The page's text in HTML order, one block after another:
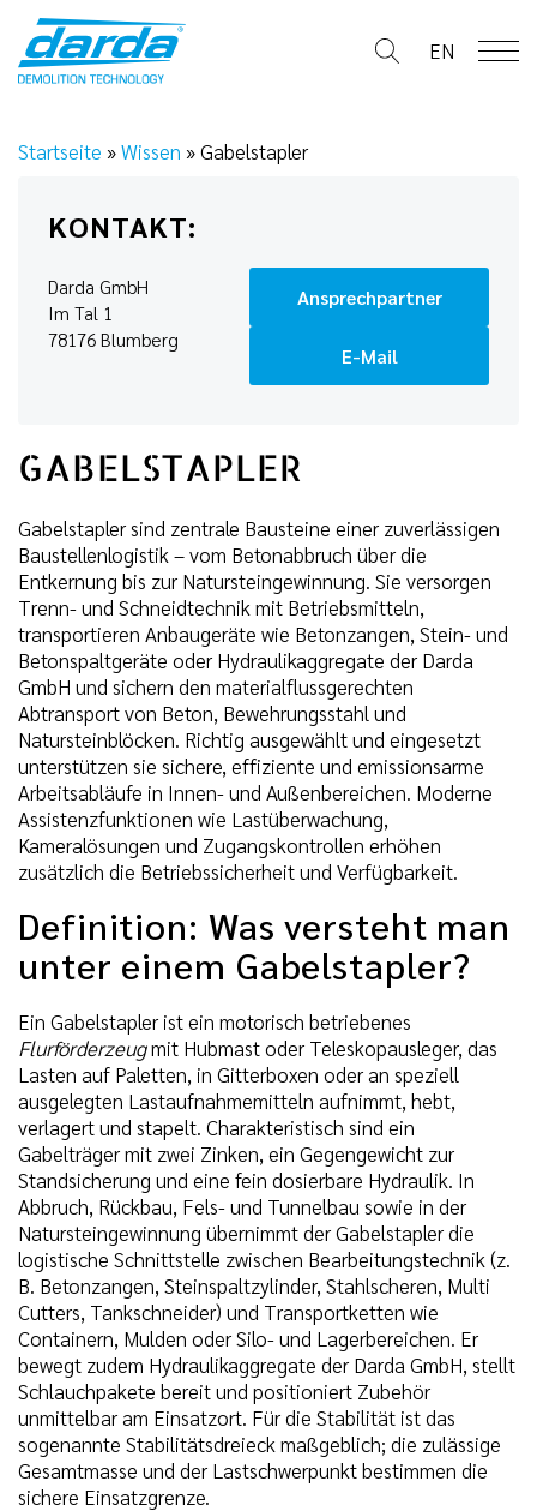
content
EN
Startseite »Wissen »Gabelstapler
KONTAKT:
Darda GmbH
Im Tal 1
78176 Blumberg
Ansprechpartner
E-Mail
GABELSTAPLER
Gabelstapler sind zentrale Bausteine einer zuverlässigen
Baustellenlogistik – vom Betonabbruch über die
Entkernung bis zur Natursteingewinnung. Sie versorgen
Trenn- und Schneidtechnik mit Betriebsmitteln,
transportieren Anbaugeräte wie Betonzangen, Stein- und
Betonspaltgeräte oder Hydraulikaggregate der Darda
GmbH und sichern den materialflussgerechten
Abtransport von Beton, Bewehrungsstahl und
Natursteinblöcken. Richtig ausgewählt und eingesetzt
unterstützen sie sichere, effiziente und emissionsarme
Arbeitsabläufe in Innen- und Außenbereichen. Moderne
Assistenzfunktionen wie Lastüberwachung,
Kameralösungen und Zugangskontrollen erhöhen
zusätzlich die Betriebssicherheit und Verfügbarkeit.
Definition: Was versteht man
unter einem Gabelstapler?
Ein Gabelstapler ist ein motorisch betriebenes
Flurförderzeugmit Hubmast oder Teleskopausleger, das
Lasten auf Paletten, in Gitterboxen oder an speziell
ausgelegten Lastaufnahmemitteln aufnimmt, hebt,
verlagert und stapelt. Charakteristisch sind ein
Gabelträger mit zwei Zinken, ein Gegengewicht zur
Standsicherung und eine fein dosierbare Hydraulik. In
Abbruch, Rückbau, Fels- und Tunnelbau sowie in der
Natursteingewinnung übernimmt der Gabelstapler die
logistische Schnittstelle zwischen Bearbeitungstechnik (z.
B. Betonzangen, Steinspaltzylinder, Stahlscheren, Multi
Cutters, Tankschneider) und Transportketten wie
Containern, Mulden oder Silo- und Lagerbereichen. Er
bewegt zudem Hydraulikaggregate der Darda GmbH, stellt
Schlauchpakete bereit und positioniert Zubehör
unmittelbar am Einsatzort. Für die Stabilität ist das
sogenannte Stabilitätsdreieck maßgeblich; die zulässige
Gesamtmasse und der Lastschwerpunkt bestimmen die
sichere Einsatzgrenze.